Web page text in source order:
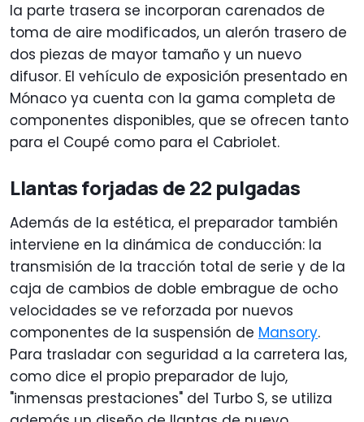
la parte trasera se incorporan carenados de
toma de aire modificados, un alerón trasero de
dos piezas de mayor tamaño y un nuevo
difusor. El vehículo de exposición presentado en
Mónaco ya cuenta con la gama completa de
componentes disponibles, que se ofrecen tanto
para el Coupé como para el Cabriolet.
Llantas forjadas de 22 pulgadas
Además de la estética, el preparador también
interviene en la dinámica de conducción: la
transmisión de la tracción total de serie y de la
caja de cambios de doble embrague de ocho
velocidades se ve reforzada por nuevos
componentes de la suspensión de Mansory.
Para trasladar con seguridad a la carretera las,
como dice el propio preparador de lujo,
"inmensas prestaciones" del Turbo S, se utiliza